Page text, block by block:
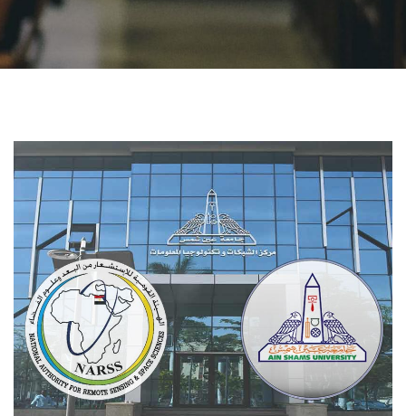
الإعلام
تواصل معنا
الدراسات العليا
الخريجين
الموظفون
الزائـرون
سجل الان